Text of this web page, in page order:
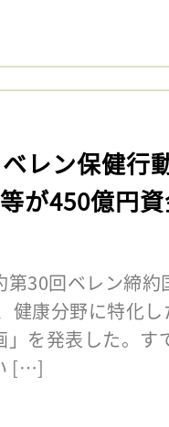
ベレン保健行
が450億円
30回ベレン締約
健康分野に特化
を発表した。
[…]